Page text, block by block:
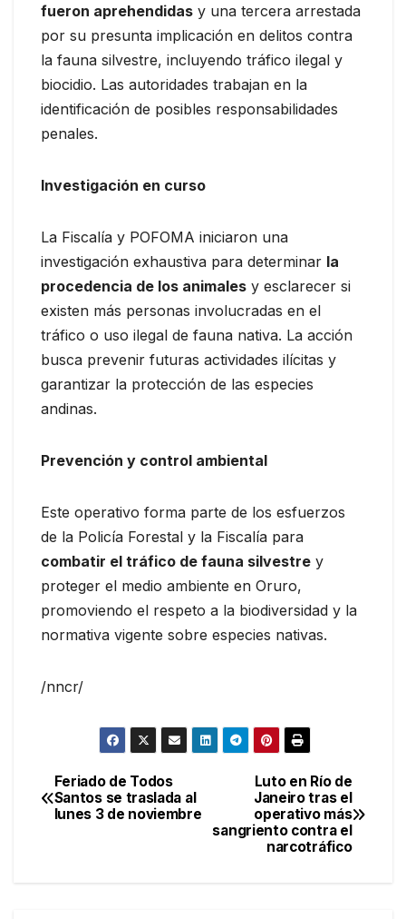
fueron aprehendidas y una tercera arrestada
por su presunta implicación en delitos contra
la fauna silvestre, incluyendo tráfico ilegal y
biocidio. Las autoridades trabajan en la
identificación de posibles responsabilidades
penales.
Investigación en curso
La Fiscalía y POFOMA iniciaron una
investigación exhaustiva para determinar la
procedencia de los animales y esclarecer si
existen más personas involucradas en el
tráfico o uso ilegal de fauna nativa. La acción
busca prevenir futuras actividades ilícitas y
garantizar la protección de las especies
andinas.
Prevención y control ambiental
Este operativo forma parte de los esfuerzos
de la Policía Forestal y la Fiscalía para
combatir el tráfico de fauna silvestre y
proteger el medio ambiente en Oruro,
promoviendo el respeto a la biodiversidad y la
normativa vigente sobre especies nativas.
/nncr/
Navegación
de
Luto en Río de
Janeiro tras el
operativo más
sangriento contra el
narcotráfico
Feriado de Todos
Santos se traslada al
lunes 3 de noviembre